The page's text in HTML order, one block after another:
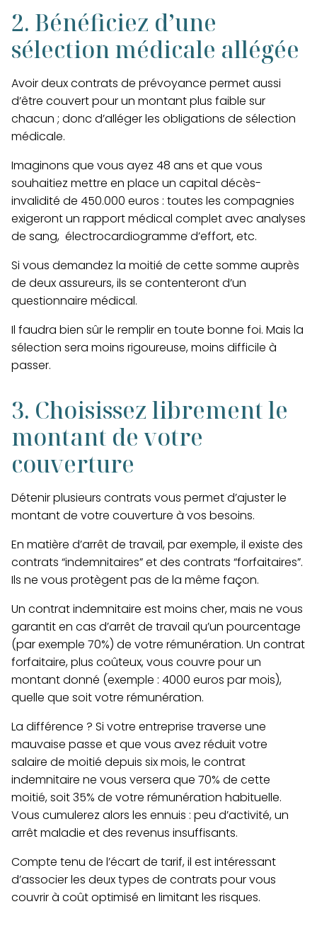
2. Bénéficiez d’une
sélection médicale allégée
Avoir deux contrats de prévoyance permet aussi
d’être couvert pour un montant plus faible sur
chacun ; donc d’alléger les obligations de sélection
médicale.
Imaginons que vous ayez 48 ans et que vous
souhaitiez mettre en place un capital décès-
invalidité de 450.000 euros : toutes les compagnies
exigeront un rapport médical complet avec analyses
de sang, électrocardiogramme d’effort, etc.
Si vous demandez la moitié de cette somme auprès
de deux assureurs, ils se contenteront d’un
questionnaire médical.
Il faudra bien sûr le remplir en toute bonne foi. Mais la
sélection sera moins rigoureuse, moins difficile à
passer.
3. Choisissez librement le
montant de votre
couverture
Détenir plusieurs contrats vous permet d’ajuster le
montant de votre couverture à vos besoins.
En matière d’arrêt de travail, par exemple, il existe des
contrats “indemnitaires” et des contrats “forfaitaires”.
Ils ne vous protègent pas de la même façon.
Un contrat indemnitaire est moins cher, mais ne vous
garantit en cas d’arrêt de travail qu’un pourcentage
(par exemple 70%) de votre rémunération. Un contrat
forfaitaire, plus coûteux, vous couvre pour un
montant donné (exemple : 4000 euros par mois),
quelle que soit votre rémunération.
La différence ? Si votre entreprise traverse une
mauvaise passe et que vous avez réduit votre
salaire de moitié depuis six mois, le contrat
indemnitaire ne vous versera que 70% de cette
moitié, soit 35% de votre rémunération habituelle.
Vous cumulerez alors les ennuis : peu d’activité, un
arrêt maladie et des revenus insuffisants.
Compte tenu de l’écart de tarif, il est intéressant
d’associer les deux types de contrats pour vous
couvrir à coût optimisé en limitant les risques.